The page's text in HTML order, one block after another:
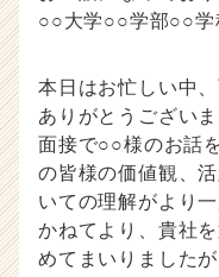
○○大学○○学部○○学
本日はお忙しい中
ありがとうございま
面接で○○様のお話
の皆様の価値観、
いての理解がより
かねてより、貴社
めてまいりました